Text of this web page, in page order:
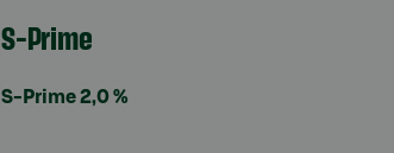
S-Prime
S-Prime 2,0 %